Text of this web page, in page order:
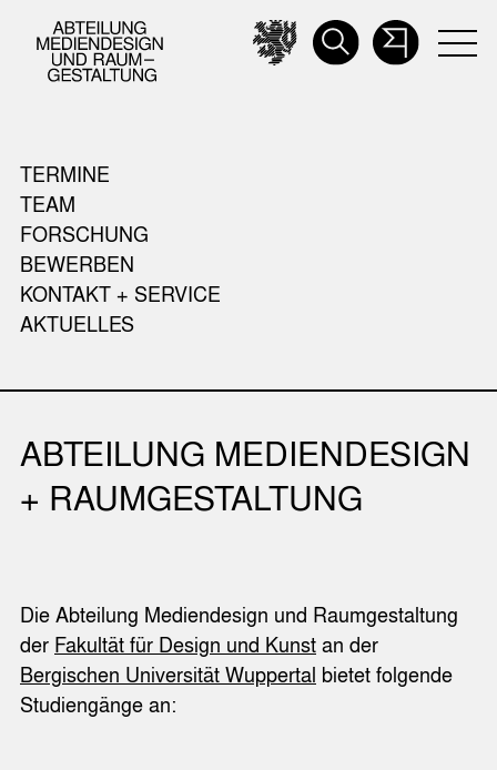
TERMINE
TEAM
FORSCHUNG
BEWERBEN
KONTAKT + SERVICE
AKTUELLES
ABTEILUNG MEDIENDESIGN
+ RAUMGESTALTUNG
Die Abteilung Mediendesign und Raumgestaltung
der Fakultät für Design und Kunst an der
Bergischen Universität Wuppertal bietet folgende
Studiengänge an: